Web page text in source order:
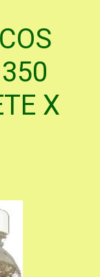
X